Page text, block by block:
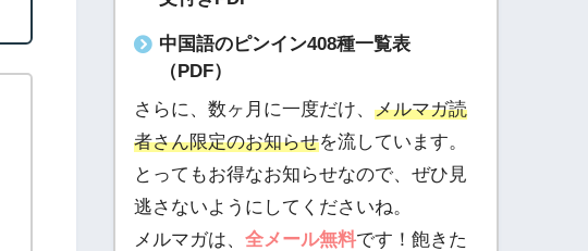
中国語のピンイン408種一覧表
（PDF）
さらに、数ヶ月に一度だけ、 メルマガ読
者さん限定のお知らせを流しています。
とってもお得なお知らせなので、ぜひ見
逃さないようにしてくださいね。
メルマガは、 全メール無料です！飽きた